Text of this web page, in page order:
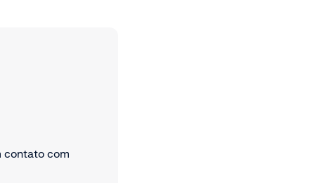
contato com